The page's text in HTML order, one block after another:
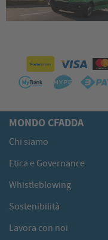
MONDO CFADDA
Chi siamo
Etica e Governance
Whistleblowing
Sostenibilità
Lavora con noi